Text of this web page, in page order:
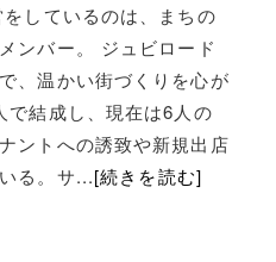
しているのは、まちの
ンバー。 ジュビロード
、温かい街づくりを心が
で結成し、現在は6人の
ントへの誘致や新規出店
る。サ...[続きを読む]